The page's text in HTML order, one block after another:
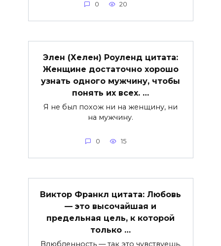
0 20
Элен (Хелен) Роуленд цитата:
Женщине достаточно хорошо
узнать одного мужчину, чтобы
понять их всех. …
Я не был похож ни на женщину, ни
на мужчину.
0 15
Виктор Франкл цитата: Любовь
— это высочайшая и
предельная цель, к которой
только …
Влюбленность — так это чувствуешь,